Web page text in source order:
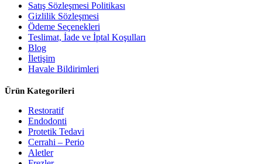
Satış Sözleşmesi Politikası
Gizlilik Sözleşmesi
Ödeme Seçenekleri
Teslimat, İade ve İptal Koşulları
Blog
İletişim
Havale Bildirimleri
Ürün Kategorileri
Restoratif
Endodonti
Protetik Tedavi
Cerrahi – Perio
Aletler